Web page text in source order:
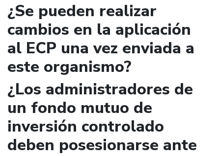
¿Se pueden realizar
cambios en la aplicación
al ECP una vez enviada a
este organismo?
¿Los administradores de
un fondo mutuo de
inversión controlado
deben posesionarse ante